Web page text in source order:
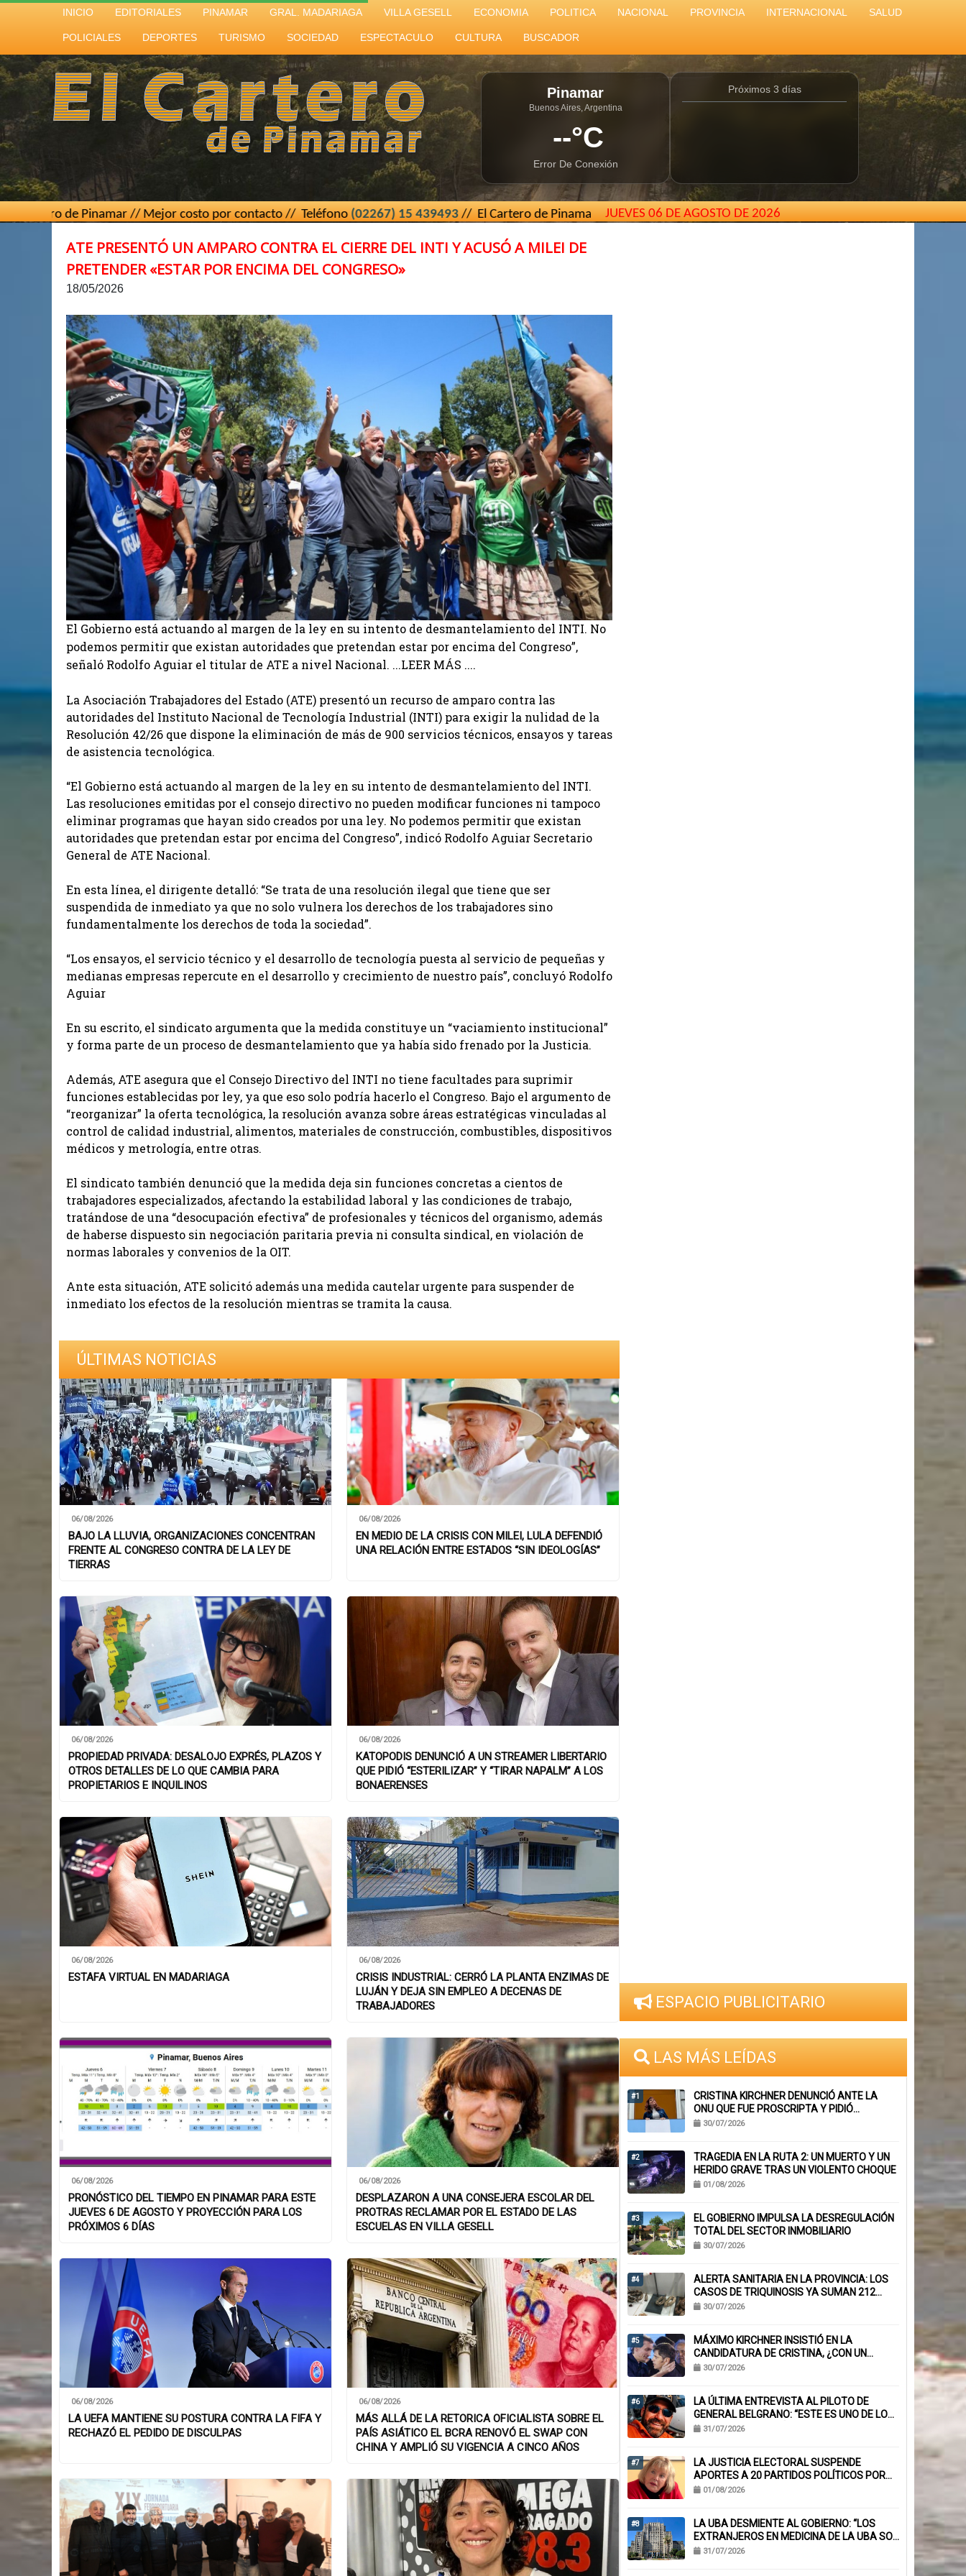
INICIO EDITORIALES PINAMAR GRAL. MADARIAGA VILLA GESELL ECONOMIA POLITICA NACIONAL PROVINCIA INTERNACIONAL SALUD
POLICIALES DEPORTES TURISMO SOCIEDAD ESPECTACULO CULTURA BUSCADOR
Pinamar
Buenos Aires, Argentina
--°C
Error De Conexión
Próximos 3 días
Pinamar // Mejor costo por contacto // Teléfono(02267) 15 439493// El Cartero de Pinamar - Buenos Aires - Argentina //elcarterodepinamar@gmail.com
JUEVES 06 DE AGOSTO DE 2026
ATE PRESENTÓ UN AMPARO CONTRA EL CIERRE DEL INTI Y ACUSÓ A MILEI DE
PRETENDER «ESTAR POR ENCIMA DEL CONGRESO»
18/05/2026
El Gobierno está actuando al margen de la ley en su intento de desmantelamiento del INTI. No
podemos permitir que existan autoridades que pretendan estar por encima del Congreso”,
señaló Rodolfo Aguiar el titular de ATE a nivel Nacional. ...LEER MÁS ....
La Asociación Trabajadores del Estado (ATE) presentó un recurso de amparo contra las
autoridades del Instituto Nacional de Tecnología Industrial (INTI) para exigir la nulidad de la
Resolución 42/26 que dispone la eliminación de más de 900 servicios técnicos, ensayos y tareas
de asistencia tecnológica.
“El Gobierno está actuando al margen de la ley en su intento de desmantelamiento del INTI.
Las resoluciones emitidas por el consejo directivo no pueden modificar funciones ni tampoco
eliminar programas que hayan sido creados por una ley. No podemos permitir que existan
autoridades que pretendan estar por encima del Congreso”, indicó Rodolfo Aguiar Secretario
General de ATE Nacional.
En esta línea, el dirigente detalló: “Se trata de una resolución ilegal que tiene que ser
suspendida de inmediato ya que no solo vulnera los derechos de los trabajadores sino
fundamentalmente los derechos de toda la sociedad”.
“Los ensayos, el servicio técnico y el desarrollo de tecnología puesta al servicio de pequeñas y
medianas empresas repercute en el desarrollo y crecimiento de nuestro país”, concluyó Rodolfo
Aguiar
En su escrito, el sindicato argumenta que la medida constituye un “vaciamiento institucional”
y forma parte de un proceso de desmantelamiento que ya había sido frenado por la Justicia.
Además, ATE asegura que el Consejo Directivo del INTI no tiene facultades para suprimir
funciones establecidas por ley, ya que eso solo podría hacerlo el Congreso. Bajo el argumento de
“reorganizar” la oferta tecnológica, la resolución avanza sobre áreas estratégicas vinculadas al
control de calidad industrial, alimentos, materiales de construcción, combustibles, dispositivos
médicos y metrología, entre otras.
El sindicato también denunció que la medida deja sin funciones concretas a cientos de
trabajadores especializados, afectando la estabilidad laboral y las condiciones de trabajo,
tratándose de una “desocupación efectiva” de profesionales y técnicos del organismo, además
de haberse dispuesto sin negociación paritaria previa ni consulta sindical, en violación de
normas laborales y convenios de la OIT.
Ante esta situación, ATE solicitó además una medida cautelar urgente para suspender de
inmediato los efectos de la resolución mientras se tramita la causa.
ÚLTIMAS NOTICIAS
06/08/2026
BAJO LA LLUVIA, ORGANIZACIONES CONCENTRAN
FRENTE AL CONGRESO CONTRA DE LA LEY DE
TIERRAS
06/08/2026
EN MEDIO DE LA CRISIS CON MILEI, LULA DEFENDIÓ
UNA RELACIÓN ENTRE ESTADOS “SIN IDEOLOGÍAS”
06/08/2026
PROPIEDAD PRIVADA: DESALOJO EXPRÉS, PLAZOS Y
OTROS DETALLES DE LO QUE CAMBIA PARA
PROPIETARIOS E INQUILINOS
06/08/2026
KATOPODIS DENUNCIÓ A UN STREAMER LIBERTARIO
QUE PIDIÓ “ESTERILIZAR” Y “TIRAR NAPALM” A LOS
BONAERENSES
06/08/2026
ESTAFA VIRTUAL EN MADARIAGA
06/08/2026
CRISIS INDUSTRIAL: CERRÓ LA PLANTA ENZIMAS DE
LUJÁN Y DEJA SIN EMPLEO A DECENAS DE
TRABAJADORES
06/08/2026
PRONÓSTICO DEL TIEMPO EN PINAMAR PARA ESTE
JUEVES 6 DE AGOSTO Y PROYECCIÓN PARA LOS
PRÓXIMOS 6 DÍAS
06/08/2026
DESPLAZARON A UNA CONSEJERA ESCOLAR DEL
PROTRAS RECLAMAR POR EL ESTADO DE LAS
ESCUELAS EN VILLA GESELL
06/08/2026
LA UEFA MANTIENE SU POSTURA CONTRA LA FIFA Y
RECHAZÓ EL PEDIDO DE DISCULPAS
06/08/2026
MÁS ALLÁ DE LA RETORICA OFICIALISTA SOBRE EL
PAÍS ASIÁTICO EL BCRA RENOVÓ EL SWAP CON
CHINA Y AMPLIÓ SU VIGENCIA A CINCO AÑOS
ESPACIO PUBLICITARIO
LAS MÁS LEÍDAS
#1
CRISTINA KIRCHNER DENUNCIÓ ANTE LA
ONU QUE FUE PROSCRIPTA Y PIDIÓ
SUSPENDER SU INHABILITACIÓN PERPETUA
30/07/2026
#2
TRAGEDIA EN LA RUTA 2: UN MUERTO Y UN
HERIDO GRAVE TRAS UN VIOLENTO CHOQUE
01/08/2026
#3
EL GOBIERNO IMPULSA LA DESREGULACIÓN
TOTAL DEL SECTOR INMOBILIARIO
30/07/2026
#4
ALERTA SANITARIA EN LA PROVINCIA: LOS
CASOS DE TRIQUINOSIS YA SUMAN 212
CONFIRMADOS
30/07/2026
#5
MÁXIMO KIRCHNER INSISTIÓ EN LA
CANDIDATURA DE CRISTINA, ¿CON UN
MENSAJE A KICILLOF?: «PONE NERVIOSOS A
30/07/2026
#6
LA ÚLTIMA ENTREVISTA AL PILOTO DE
GENERAL BELGRANO: “ESTE ES UNO DE LOS
TRABAJOS CON MÁS RIESGO”
31/07/2026
#7
LA JUSTICIA ELECTORAL SUSPENDE
APORTES A 20 PARTIDOS POLÍTICOS POR
FALTA DE BALANCES
01/08/2026
#8
LA UBA DESMIENTE AL GOBIERNO: “LOS
EXTRANJEROS EN MEDICINA DE LA UBA SON
EL 6,1%, NO EL 40%”
31/07/2026